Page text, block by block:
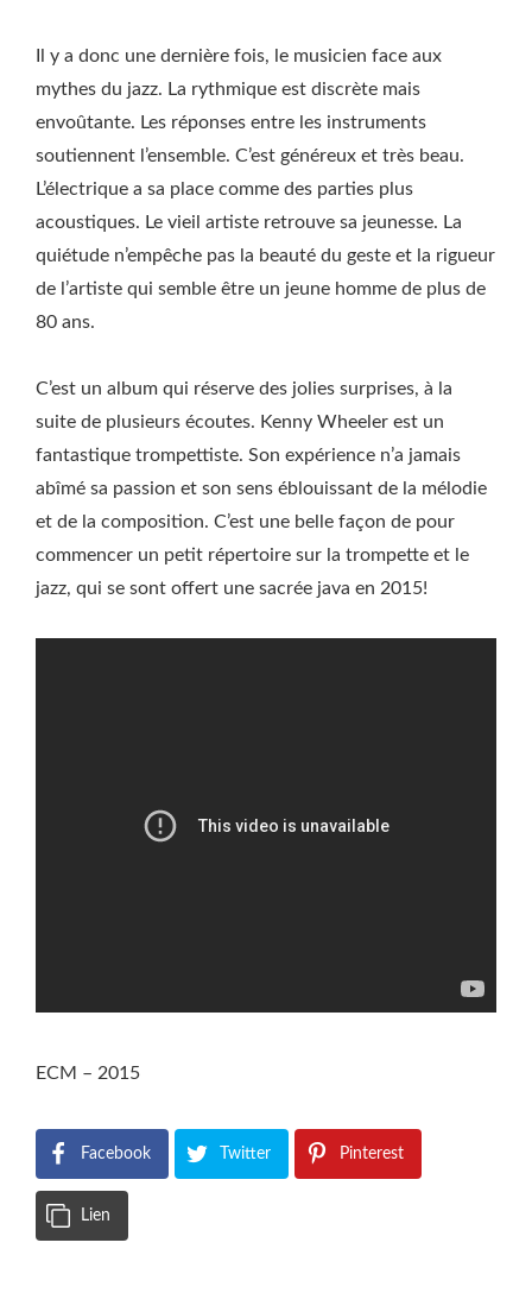
Il y a donc une dernière fois, le musicien face aux
mythes du jazz. La rythmique est discrète mais
envoûtante. Les réponses entre les instruments
soutiennent l’ensemble. C’est généreux et très beau.
L’électrique a sa place comme des parties plus
acoustiques. Le vieil artiste retrouve sa jeunesse. La
quiétude n’empêche pas la beauté du geste et la rigueur
de l’artiste qui semble être un jeune homme de plus de
80 ans.
C’est un album qui réserve des jolies surprises, à la
suite de plusieurs écoutes. Kenny Wheeler est un
fantastique trompettiste. Son expérience n’a jamais
abîmé sa passion et son sens éblouissant de la mélodie
et de la composition. C’est une belle façon de pour
commencer un petit répertoire sur la trompette et le
jazz, qui se sont offert une sacrée java en 2015!
ECM – 2015
Facebook Twitter Pinterest
Lien